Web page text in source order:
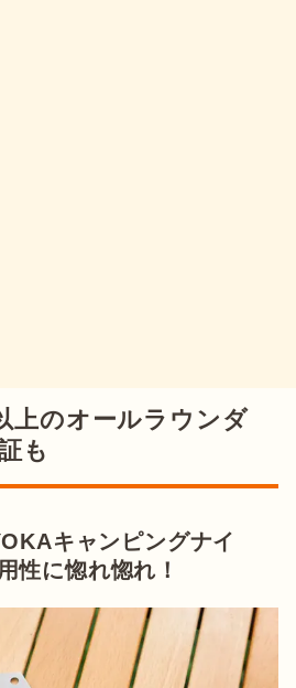
上のオールラウンダ
も
キャンピングナイ
性に惚れ惚れ！